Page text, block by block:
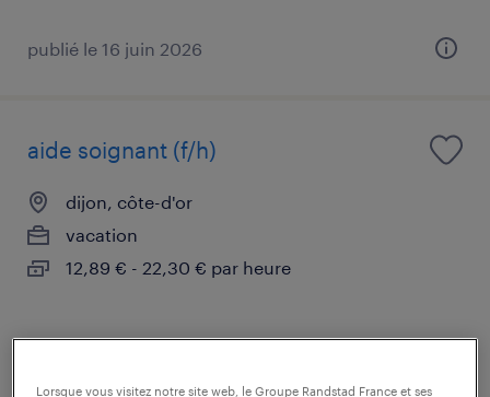
publié le 16 juin 2026
aide soignant (f/h)
dijon, côte-d'or
vacation
12,89 € - 22,30 € par heure
Lorsque vous visitez notre site web, le Groupe Randstad France et ses